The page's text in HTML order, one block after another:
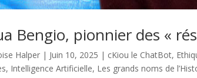
Bengio, pionnier des «
Halper | Juin 10, 2025 | cKiou le ChatBot,
, Intelligence Artificielle, Les grands noms de